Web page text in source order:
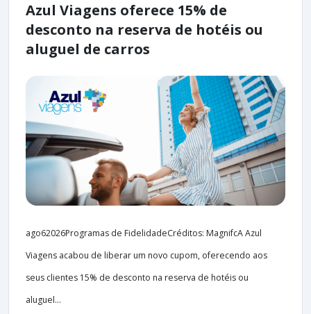
Azul Viagens oferece 15% de
desconto na reserva de hotéis ou
aluguel de carros
ago62026Programas de FidelidadeCréditos: MagnifcA Azul
Viagens acabou de liberar um novo cupom, oferecendo aos
seus clientes 15% de desconto na reserva de hotéis ou
aluguel...